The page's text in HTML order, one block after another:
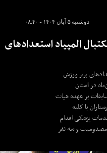
دوشنبه ۵ آبان ۱۴۰۴ - ۰۸:۴۰
المپیاد استعدادهای
برتر ورزش
طی روزهای 27 مهرماه تا ۳ آبان‌ماه در استان
بر عهده هیات
با کلیه
پزشکی اقدام
25ورزشکار دچار مصدومیت و سه نفر